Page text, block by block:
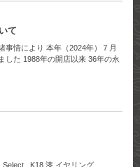
て
事情により 本年（2024年）７月
した 1988年の開店以来 36年の永
Select K18 漆 イヤリング